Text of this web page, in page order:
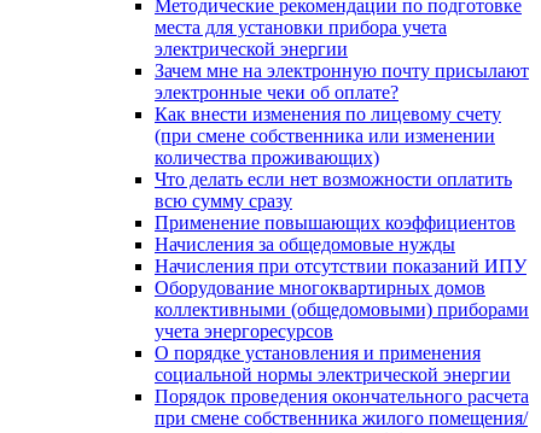
Методические рекомендации по подготовке
места для установки прибора учета
электрической энергии
Зачем мне на электронную почту присылают
электронные чеки об оплате?
Как внести изменения по лицевому счету
(при смене собственника или изменении
количества проживающих)
Что делать если нет возможности оплатить
всю сумму сразу
Применение повышающих коэффициентов
Начисления за общедомовые нужды
Начисления при отсутствии показаний ИПУ
Оборудование многоквартирных домов
коллективными (общедомовыми) приборами
учета энергоресурсов
О порядке установления и применения
социальной нормы электрической энергии
Порядок проведения окончательного расчета
при смене собственника жилого помещения/